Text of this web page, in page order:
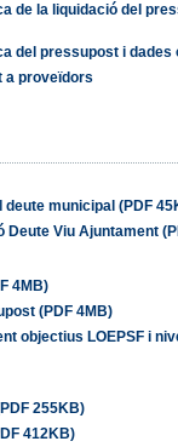
de la liquidació del
del pressupost i dades
a proveïdors
municipal (PDF
Viu Ajuntament
4MB)
(PDF 4MB)
objectius LOEPSF i
255KB)
412KB)